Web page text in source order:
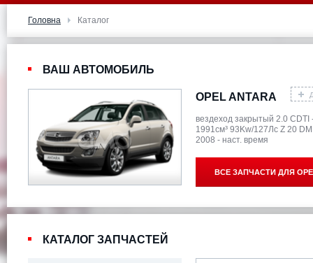
Головна Каталог
ВАШ АВТОМОБИЛЬ
OPEL ANTARA
вездеход закрытый 2.0
1991см³ 93Kw/127Лс Z 20 DM
2008 - наст. время
ВСЕ ЗАПЧАСТИ ДЛЯ
КАТАЛОГ ЗАПЧАСТЕЙ